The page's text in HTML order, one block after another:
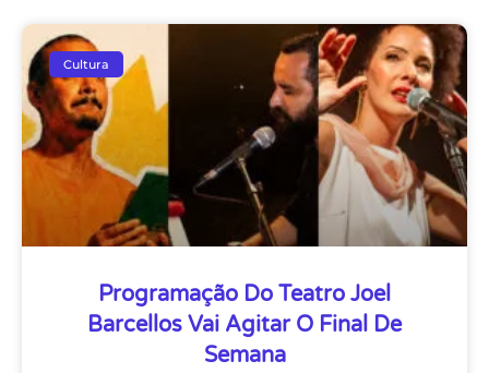
Cultura
Programação Do Teatro Joel
Barcellos Vai Agitar O Final De
Semana